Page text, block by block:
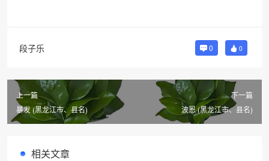
段子乐 0 0
上一篇
暴发 (黑龙江市、县名)
下一篇
波恩 (黑龙江市、县名)
相关文章